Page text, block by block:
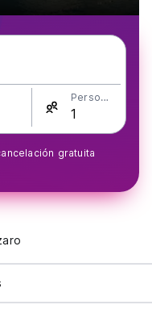
Personas
gratuita